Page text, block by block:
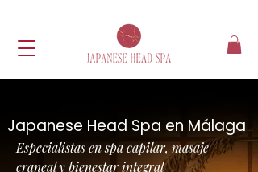
Japanese Head Spa en Málaga
Especialistas en spa capilar, masaje
craneal y bienestar integral